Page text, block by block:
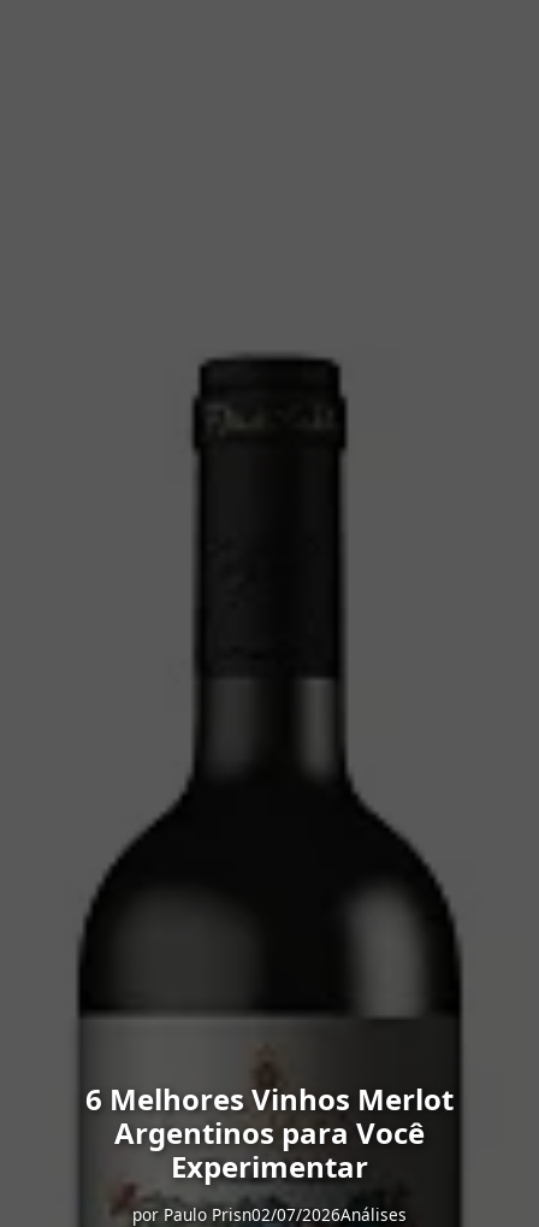
6 Melhores Vinhos Merlot
Argentinos para Você
Experimentar
por Paulo Prisn02/07/2026Análises